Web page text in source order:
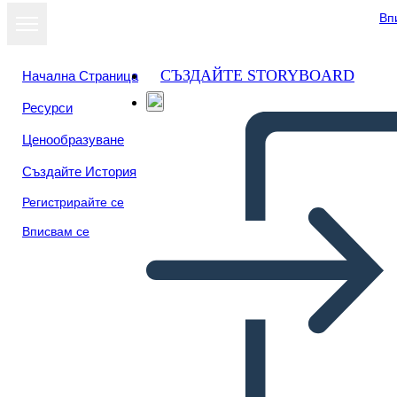
Начална Страница
Ресурси
Ценообразуване
Създайте История
Регистрирайте се
Вписвам се
СЪЗДАЙТЕ STORYBOARD
Преглед като
слайдшоу